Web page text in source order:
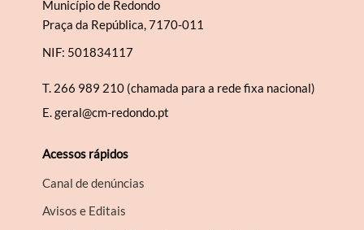
Município de Redondo
Praça da República, 7170-011
NIF: 501834117
T. 266 989 210 (chamada para a rede fixa nacional)
E.geral@cm-redondo.pt
Acessos rápidos
Canal de denúncias
Avisos e Editais